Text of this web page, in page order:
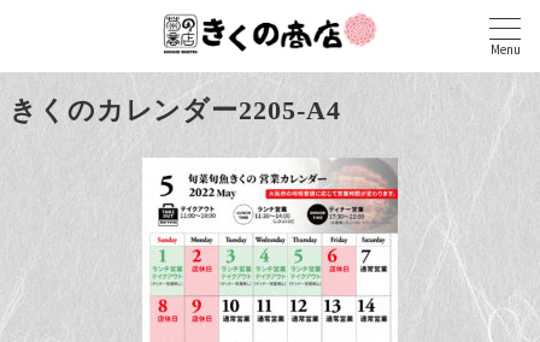
Menu
きくのカレンダー2205-A4